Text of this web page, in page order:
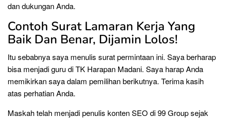
dan dukungan Anda.
Contoh Surat Lamaran Kerja Yang
Baik Dan Benar, Dijamin Lolos!
Itu sebabnya saya menulis surat permintaan ini. Saya berharap
bisa menjadi guru di TK Harapan Madani. Saya harap Anda
memikirkan saya dalam pemilihan berikutnya. Terima kasih
atas perhatian Anda.
Maskah telah menjadi penulis konten SEO di 99 Group sejak